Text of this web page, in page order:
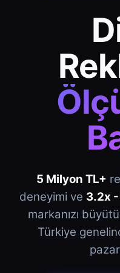
5 Milyon TL+
deneyimi ve 3.2x -
markanızı
Türkiye